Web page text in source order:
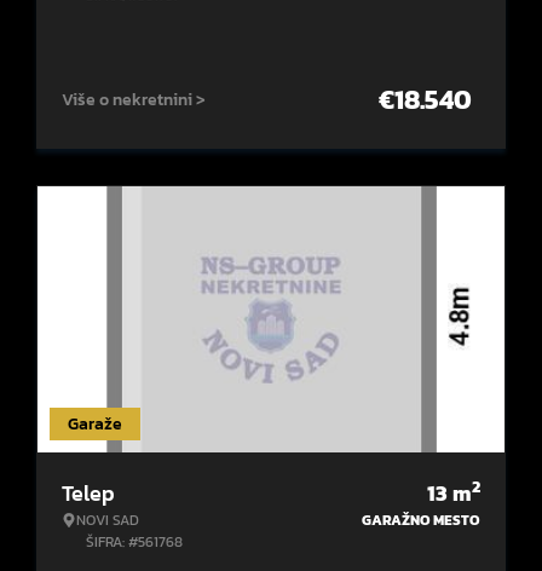
Više o nekretnini > €18.540
Garaže
Telep
NOVI SAD
ŠIFRA: #561768
13m2
GARAŽNO MESTO